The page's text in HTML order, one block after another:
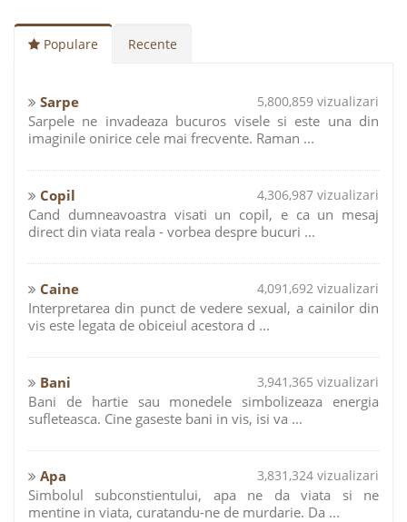
Populare Recente
Sarpe 5,800,859 vizualizari
Sarpele ne invadeaza bucuros visele si este una din
imaginile onirice cele mai frecvente. Raman ...
Copil 4,306,987 vizualizari
Cand dumneavoastra visati un copil, e ca un mesaj
direct din viata reala - vorbea despre bucuri ...
Caine 4,091,692 vizualizari
Interpretarea din punct de vedere sexual, a cainilor din
vis este legata de obiceiul acestora d ...
Bani 3,941,365 vizualizari
Bani de hartie sau monedele simbolizeaza energia
sufleteasca. Cine gaseste bani in vis, isi va ...
Apa 3,831,324 vizualizari
Simbolul subconstientului, apa ne da viata si ne
mentine in viata, curatandu-ne de murdarie. Da ...